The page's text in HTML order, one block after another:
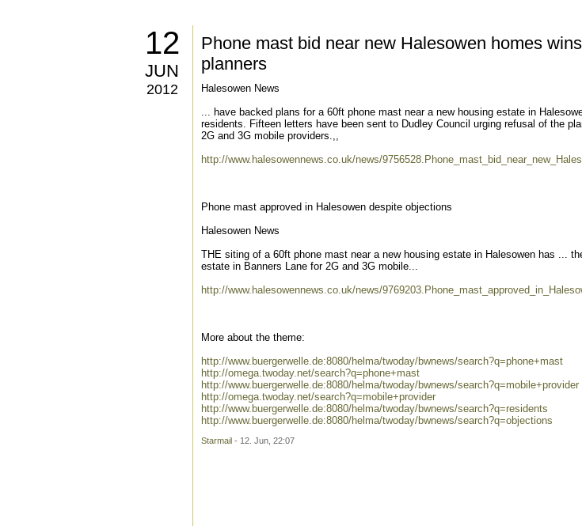
12
JUN
2012
Phone mast bid near new Halesowen homes
planners
Halesowen News
... have backed plans for a 60ft phone mast near a new housing estate in
residents. Fifteen letters have been sent to Dudley Council urging refusal of the
2G and 3G mobile providers.,,
http://www.halesowennews.co.uk/news/
Phone mast approved in Halesowen despite objections
Halesowen News
THE siting of a 60ft phone mast near a new housing estate in Halesowen has ...
estate in Banners Lane for 2G and 3G mobile...
http://www.halesowennews.co.uk/news/
More about the theme:
http://www.buergerwelle.de:8080/helma/twoday/bwnews/search?q=phone+mast
http://omega.twoday.net/search?q=phone+mast
http://www.buergerwelle.de:8080/helma/twoday/bwnews/search?q=mobile+provider
http://omega.twoday.net/search?q=mobile+provider
http://www.buergerwelle.de:8080/helma/twoday/bwnews/search?q=residents
http://www.buergerwelle.de:8080/helma/twoday/bwnews/search?q=objections
Starmail - 12. Jun, 22:07